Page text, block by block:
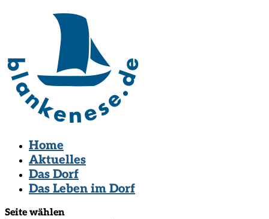
Home
Aktuelles
Das Dorf
Das Leben im Dorf
Seite wählen